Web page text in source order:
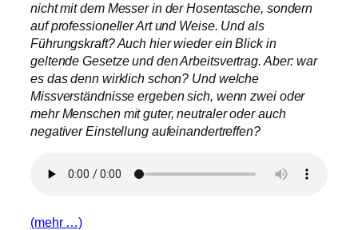
nicht mit dem Messer in der Hosentasche, sondern
auf professioneller Art und Weise. Und als
Führungskraft? Auch hier wieder ein Blick in
geltende Gesetze und den Arbeitsvertrag. Aber: war
es das denn wirklich schon? Und welche
Missverständnisse ergeben sich, wenn zwei oder
mehr Menschen mit guter, neutraler oder auch
negativer Einstellung aufeinandertreffen?
(mehr …)